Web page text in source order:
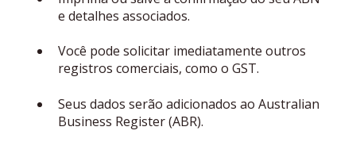
e detalhes associados.
Você pode solicitar imediatamente outros
registros comerciais, como o GST.
Seus dados serão adicionados ao Australian
Business Register (ABR).